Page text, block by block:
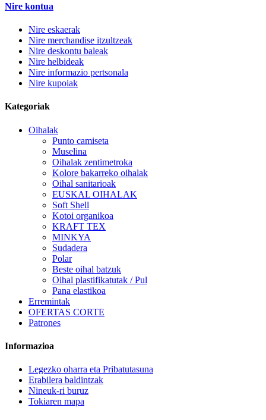
Nire kontua
Nire eskaerak
Nire merchandise itzultzeak
Nire deskontu baleak
Nire helbideak
Nire informazio pertsonala
Nire kupoiak
Kategoriak
Oihalak
Punto camiseta
Muselina
Oihalak zentimetroka
Kolore bakarreko oihalak
Oihal sanitarioak
EUSKAL OIHALAK
Soft Shell
Kotoi organikoa
KRAFT TEX
MINKYA
Sudadera
Polar
Beste oihal batzuk
Oihal plastifikatutak / Pul
Pana elastikoa
Erremintak
OFERTAS CORTE
Patrones
Informazioa
Legezko oharra eta Pribatutasuna
Erabilera baldintzak
Nineuk-ri buruz
Tokiaren mapa